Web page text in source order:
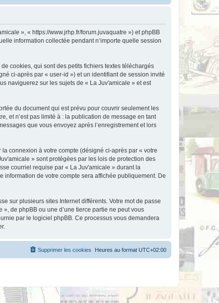
», « https://www.jrhp.fr/forum.juvaquatre ») et phpBB
information collectée pendant n’importe quelle session
cookies, qui sont des petits fichiers textes téléchargés
ci-après par « user-id ») et un identifiant de session invité
naviguerez sur les sujets de « La Juv'amicale » et est
du document qui est prévu pour couvrir seulement les
et n’est pas limité à : la publication de message en tant
que vous envoyez après l’enregistrement et lors
connexion à votre compte (désigné ci-après par « votre
» sont protégées par les lois de protection des
courriel requise par « La Juv'amicale » durant la
information de votre compte sera affichée publiquement. De
sur plusieurs sites Internet différents. Votre mot de passe
de phpBB ou une d’une tierce partie ne peut vous
par le logiciel phpBB. Ce processus vous demandera
Heures au format UTC+02:00
Supprimer les cookies